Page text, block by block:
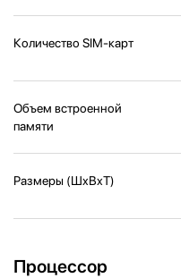
Количество SIM-карт
Объем встроенной
памяти
Размеры (ШxВxТ)
Процессор